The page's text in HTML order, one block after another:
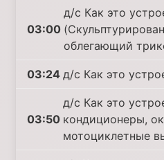
03:00
д/с Как это
облегающий
03:24 д/с Как это
03:50
д/с Как это
кондиционеры,
мотоциклетные